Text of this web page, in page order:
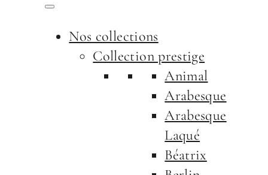
Nos collections
Collection prestige
Animal
Arabesque
Arabesque
Laqué
Béatrix